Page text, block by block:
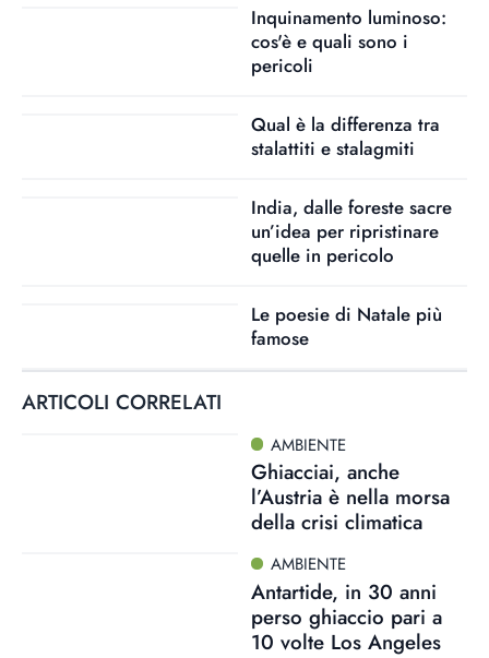
Inquinamento luminoso:
cos'è e quali sono i
pericoli
Qual è la differenza tra
stalattiti e stalagmiti
India, dalle foreste sacre
un’idea per ripristinare
quelle in pericolo
Le poesie di Natale più
famose
ARTICOLI CORRELATI
AMBIENTE
Ghiacciai, anche
l’Austria è nella morsa
della crisi climatica
AMBIENTE
Antartide, in 30 anni
perso ghiaccio pari a
10 volte Los Angeles